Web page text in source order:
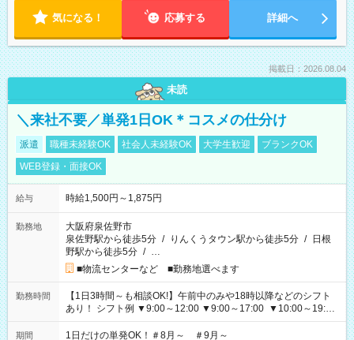
気になる！ 応募する 詳細へ
掲載日：2026.08.04
未読
＼来社不要／単発1日OK＊コスメの仕分け
派遣 職種未経験OK 社会人未経験OK 大学生歓迎
ブランクOK
WEB登録・面接OK
給与 時給1,500円～1,875円
勤務地
大阪府泉佐野市
泉佐野駅から徒歩5分 / りんくうタウン駅から徒歩5分 / 日根
野駅から徒歩5分 / …
■物流センターなど ■勤務地選べます
勤務時間
【1日3時間～も相談OK!】午前中のみや18時以降などのシフト
あり！ シフト例 ▼9:00～12:00 ▼9:00～17:00 ▼10:00～19:00
▼18:00～21:00
期間 1日だけの単発OK！＃8月～ ＃9月～